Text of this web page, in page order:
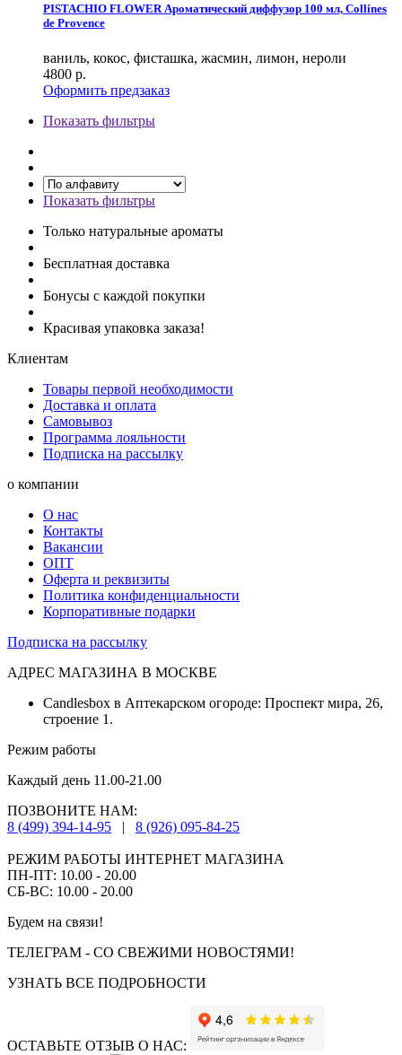
PISTACHIO FLOWER Ароматический диффузор 100 мл, Collines
de Provence
ваниль, кокос, фисташка, жасмин, лимон, нероли
4800 р.
Оформить предзаказ
Показать фильтры
Показать фильтры
Только натуральные ароматы
Бесплатная доставка
Бонусы с каждой покупки
Красивая упаковка заказа!
Клиентам
Товары первой необходимости
Доставка и оплата
Самовывоз
Программа лояльности
Подписка на рассылку
о компании
О нас
Контакты
Вакансии
ОПТ
Оферта и реквизиты
Политика конфиденциальности
Корпоративные подарки
Подписка на рассылку
АДРЕС МАГАЗИНА В МОСКВЕ
Candlesbox в Аптекарском огороде: Проспект мира, 26,
строение 1.
Режим работы
Каждый день 11.00-21.00
ПОЗВОНИТЕ НАМ:
8 (499) 394-14-95
| 8 (926) 095-84-25
РЕЖИМ РАБОТЫ ИНТЕРНЕТ МАГАЗИНА
ПН-ПТ: 10.00 - 20.00
СБ-ВС: 10.00 - 20.00
Будем на связи!
ТЕЛЕГРАМ - СО СВЕЖИМИ НОВОСТЯМИ!
УЗНАТЬ ВСЕ ПОДРОБНОСТИ
ОСТАВЬТЕ ОТЗЫВ О НАС: